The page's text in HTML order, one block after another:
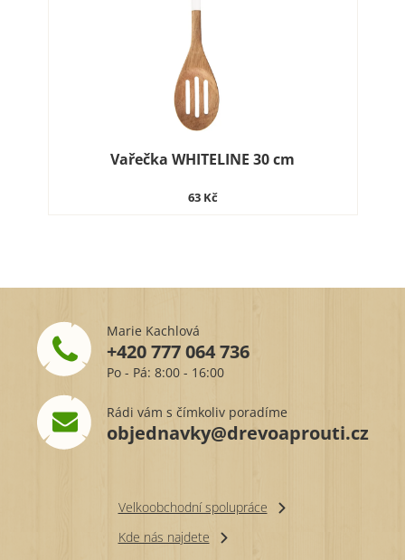
Vařečka WHITELINE 30 cm
63 Kč
Marie Kachlová
+420 777 064 736
Po - Pá: 8:00 - 16:00
objednavky@drevoaprouti.cz
Rádi vám s čímkoliv poradíme
Velkoobchodní spolupráce
Kde nás najdete